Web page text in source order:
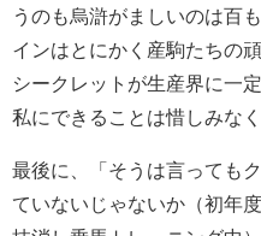
うのも烏滸がましいのは百
インはとにかく産駒たちの
シークレットが生産界に一
私にできることは惜しみな
最後に、「そうは言っても
ていないじゃないか（初年